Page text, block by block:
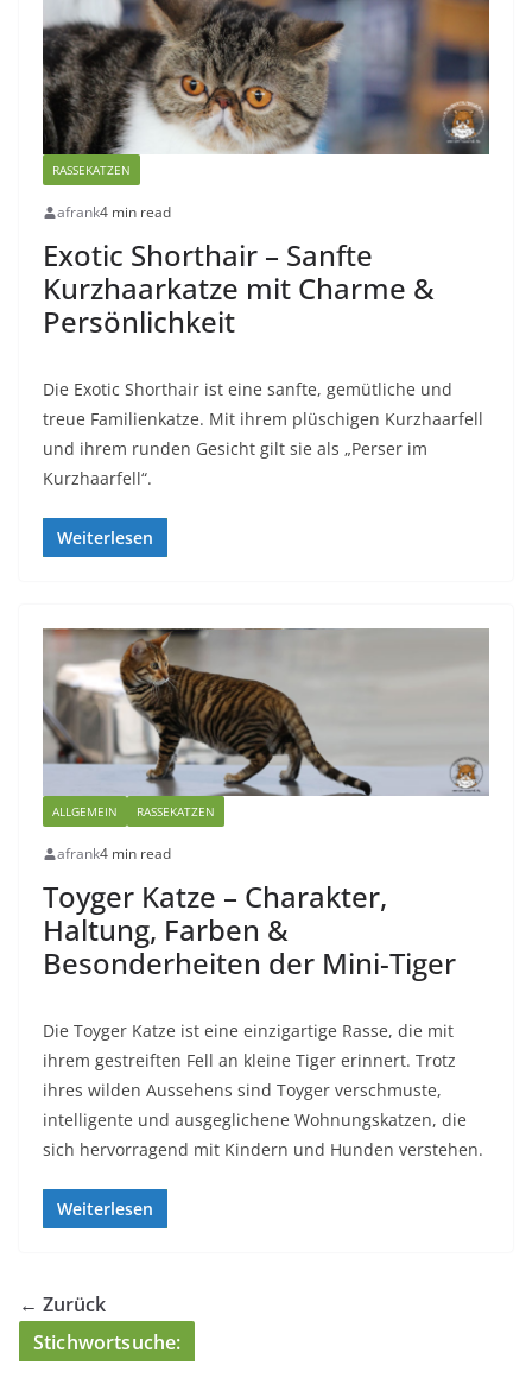
RASSEKATZEN
afrank4 min read
Exotic Shorthair – Sanfte
Kurzhaarkatze mit Charme &
Persönlichkeit
Die Exotic Shorthair ist eine sanfte, gemütliche und
treue Familienkatze. Mit ihrem plüschigen Kurzhaarfell
und ihrem runden Gesicht gilt sie als „Perser im
Kurzhaarfell“.
Weiterlesen
ALLGEMEIN RASSEKATZEN
afrank4 min read
Toyger Katze – Charakter,
Haltung, Farben &
Besonderheiten der Mini-Tiger
Die Toyger Katze ist eine einzigartige Rasse, die mit
ihrem gestreiften Fell an kleine Tiger erinnert. Trotz
ihres wilden Aussehens sind Toyger verschmuste,
intelligente und ausgeglichene Wohnungskatzen, die
sich hervorragend mit Kindern und Hunden verstehen.
Weiterlesen
← Zurück
Stichwortsuche: